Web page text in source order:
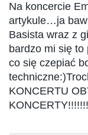
Na koncercie
artykule…ja
Basista wraz z
bardzo mi się to
co się czepiać
KONCERTU
KONCERTY!!!!!!!